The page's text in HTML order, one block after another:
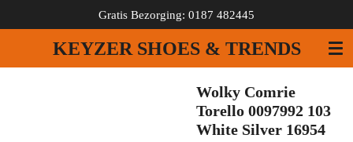
direct
de
KEYZER SHOES & TRENDS
Gratis Bezorging: 0187 482445
Wolky Comrie
Torello 0097992 103
White Silver 16954